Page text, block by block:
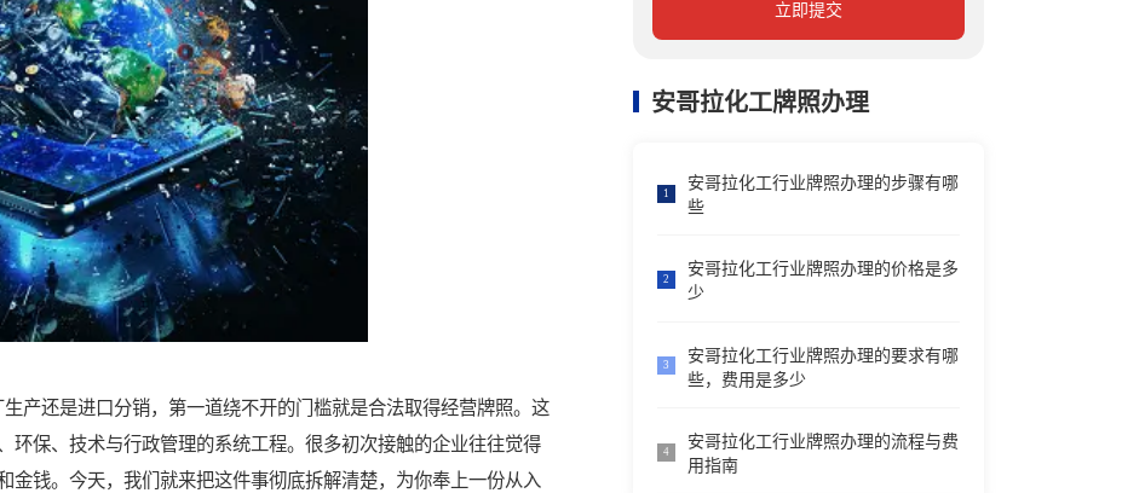
还是进口分销，第一道绕不开的门槛就是合法取得经营牌照。这
环保、技术与行政管理的系统工程。很多初次接触的企业往往觉得
金钱。今天，我们就来把这件事彻底拆解清楚，为你奉上一份从入
立即提交
安哥拉化工牌照办理
1
安哥拉化工行业牌照办理的步骤有哪
些
2
安哥拉化工行业牌照办理的价格是多
少
3
安哥拉化工行业牌照办理的要求有哪
些，费用是多少
4
安哥拉化工行业牌照办理的流程与费
用指南